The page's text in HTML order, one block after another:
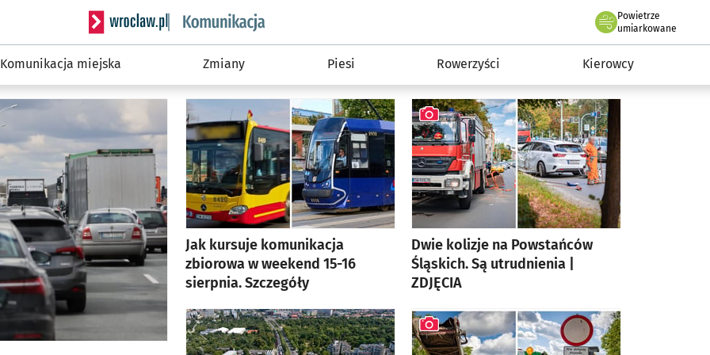
Serwis informacyjny wroclaw.pl podserwis:
Powietrze
we Wrocławiu
umiarkowane
Komunikacja miejska Zmiany Piesi Rowerzyści Kierowcy
Jak kursuje komunikacja
zbiorowa w weekend 15-16
sierpnia. Szczegóły
Dwie kolizje na Powstańców
Śląskich. Są utrudnienia |
ZDJĘCIA